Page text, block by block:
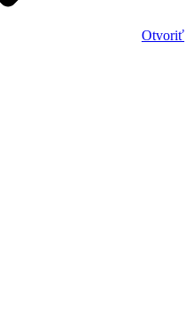
Otvoriť